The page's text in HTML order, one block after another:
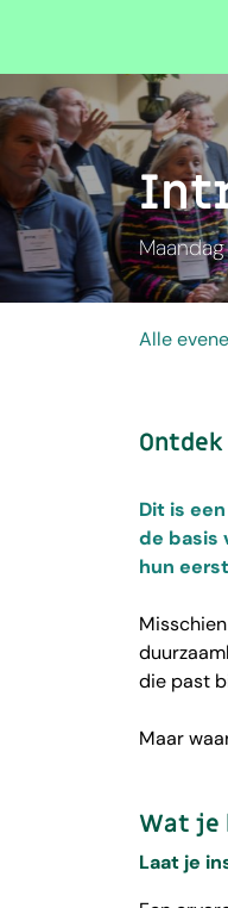
Alle
Dit is
de basis
hun
die past
Maar
Wat je
Laat je